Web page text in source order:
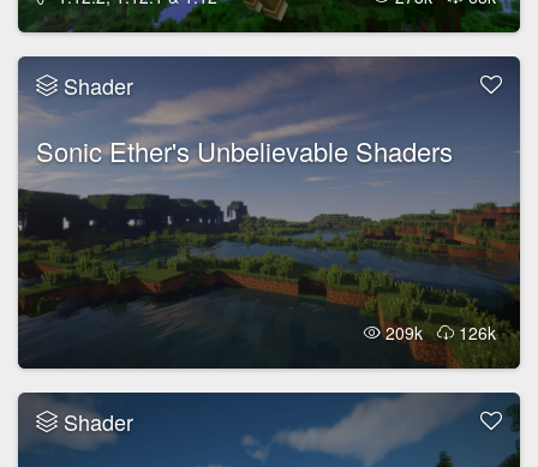
Shader
Sonic Ether's Unbelievable Shaders
209k 126k
Shader